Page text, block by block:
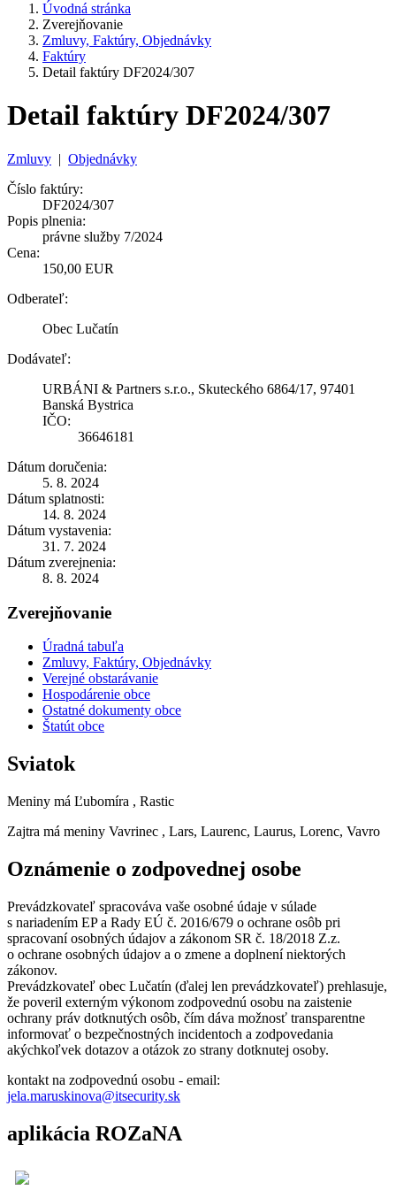
Úvodná stránka
Zverejňovanie
Zmluvy, Faktúry, Objednávky
Faktúry
Detail faktúry DF2024/307
Detail faktúry DF2024/307
Zmluvy | Objednávky
Číslo faktúry:
DF2024/307
Popis plnenia:
právne služby 7/2024
Cena:
150,00 EUR
Odberateľ:
Obec Lučatín
Dodávateľ:
URBÁNI & Partners s.r.o., Skuteckého 6864/17, 97401
Banská Bystrica
IČO:
36646181
Dátum doručenia:
5. 8. 2024
Dátum splatnosti:
14. 8. 2024
Dátum vystavenia:
31. 7. 2024
Dátum zverejnenia:
8. 8. 2024
Zverejňovanie
Úradná tabuľa
Zmluvy, Faktúry, Objednávky
Verejné obstarávanie
Hospodárenie obce
Ostatné dokumenty obce
Štatút obce
Sviatok
Meniny má Ľubomíra , Rastic
Zajtra má meniny Vavrinec , Lars, Laurenc, Laurus, Lorenc, Vavro
Oznámenie o zodpovednej osobe
Prevádzkovateľ spracováva vaše osobné údaje v súlade
s nariadením EP a Rady EÚ č. 2016/679 o ochrane osôb pri
spracovaní osobných údajov a zákonom SR č. 18/2018 Z.z.
o ochrane osobných údajov a o zmene a doplnení niektorých
zákonov.
Prevádzkovateľ obec Lučatín (ďalej len prevádzkovateľ) prehlasuje,
že poveril externým výkonom zodpovednú osobu na zaistenie
ochrany práv dotknutých osôb, čím dáva možnosť transparentne
informovať o bezpečnostných incidentoch a zodpovedania
akýchkoľvek dotazov a otázok zo strany dotknutej osoby.
kontakt na zodpovednú osobu - email:
jela.maruskinova@itsecurity.sk
aplikácia ROZaNA